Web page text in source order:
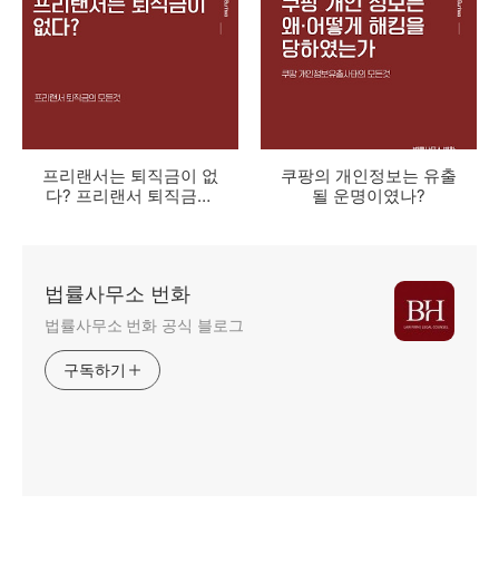
프리랜서는 퇴직금이 없
다? 프리랜서 퇴직금의
쿠팡의 개인정보는 유출
될 운명이였나?
법률사무소 번화
법률사무소 번화 공식 블로그
구독하기